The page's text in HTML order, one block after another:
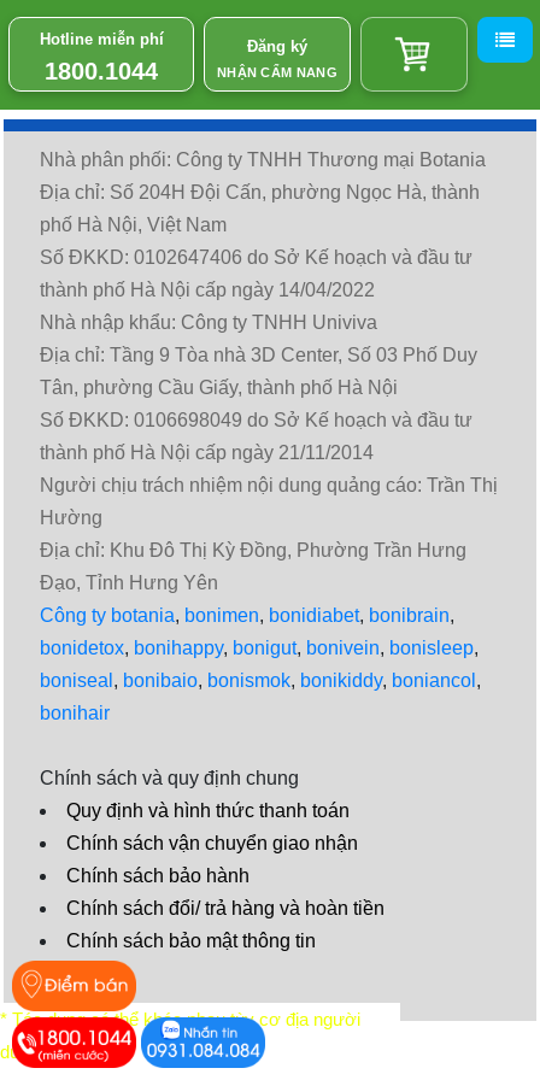
Hotline miễn phí
1800.1044
Đăng ký
NHẬN CẨM NANG
Nhà phân phối: Công ty TNHH Thương mại Botania
Địa chỉ: Số 204H Đội Cấn, phường Ngọc Hà, thành
phố Hà Nội, Việt Nam
Số ĐKKD: 0102647406 do Sở Kế hoạch và đầu tư
thành phố Hà Nội cấp ngày 14/04/2022
Nhà nhập khẩu: Công ty TNHH Univiva
Địa chỉ: Tầng 9 Tòa nhà 3D Center, Số 03 Phố Duy
Tân, phường Cầu Giấy, thành phố Hà Nội
Số ĐKKD: 0106698049 do Sở Kế hoạch và đầu tư
thành phố Hà Nội cấp ngày 21/11/2014
Người chịu trách nhiệm nội dung quảng cáo: Trần Thị
Hường
Địa chỉ: Khu Đô Thị Kỳ Đồng, Phường Trần Hưng
Đạo, Tỉnh Hưng Yên
Công ty botania, bonimen, bonidiabet, bonibrain,
bonidetox, bonihappy, bonigut, bonivein, bonisleep,
boniseal , bonibaio, bonismok, bonikiddy, boniancol ,
bonihair
Chính sách và quy định chung
Quy định và hình thức thanh toán
Chính sách vận chuyển giao nhận
Chính sách bảo hành
Chính sách đổi/ trả hàng và hoàn tiền
Chính sách bảo mật thông tin
Video
* Tác dụng có thể khác nhau tùy cơ địa người
dùng